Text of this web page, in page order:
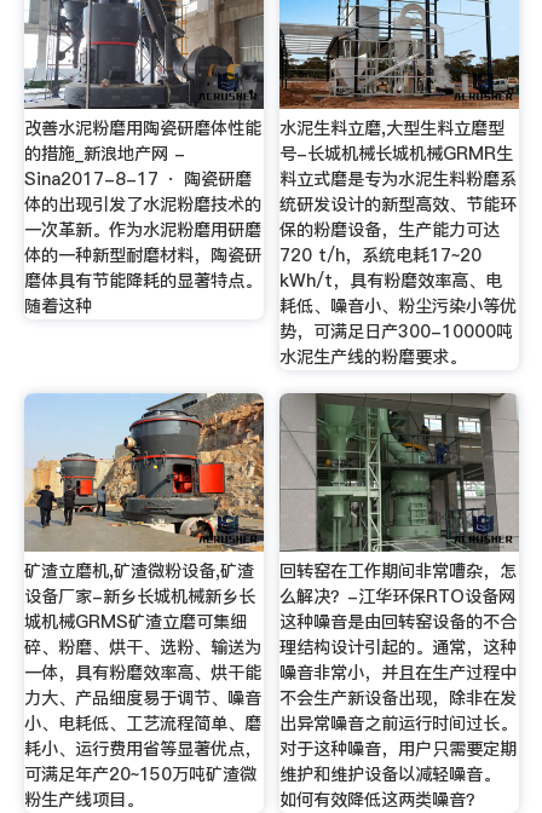
改善水泥粉磨用陶瓷研磨体性能
的措施_新浪地产网 -
Sina2017-8-17 · 陶瓷研磨
体的出现引发了水泥粉磨技术的
一次革新。作为水泥粉磨用研磨
体的一种新型耐磨材料，陶瓷研
磨体具有节能降耗的显著特点。
随着这种
水泥生料立磨,大型生料立磨型
号-长城机械长城机械GRMR生
料立式磨是专为水泥生料粉磨系
统研发设计的新型高效、节能环
保的粉磨设备，生产能力可达
720 t/h，系统电耗17~20
kWh/t，具有粉磨效率高、电
耗低、噪音小、粉尘污染小等优
势，可满足日产300-10000吨
水泥生产线的粉磨要求。
矿渣立磨机,矿渣微粉设备,矿渣
设备厂家-新乡长城机械新乡长
城机械GRMS矿渣立磨可集细
碎、粉磨、烘干、选粉、输送为
一体，具有粉磨效率高、烘干能
力大、产品细度易于调节、噪音
小、电耗低、工艺流程简单、磨
耗小、运行费用省等显著优点，
可满足年产20~150万吨矿渣微
粉生产线项目。
回转窑在工作期间非常嘈杂，怎
么解决？-江华环保RTO设备网
这种噪音是由回转窑设备的不合
理结构设计引起的。通常，这种
噪音非常小，并且在生产过程中
不会生产新设备出现，除非在发
出异常噪音之前运行时间过长。
对于这种噪音，用户只需要定期
维护和维护设备以减轻噪音。
如何有效降低这两类噪音？